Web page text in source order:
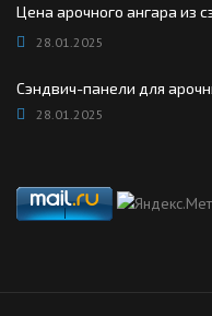
Цена арочного ангара из
28.01.2025
Сэндвич-панели для
28.01.2025